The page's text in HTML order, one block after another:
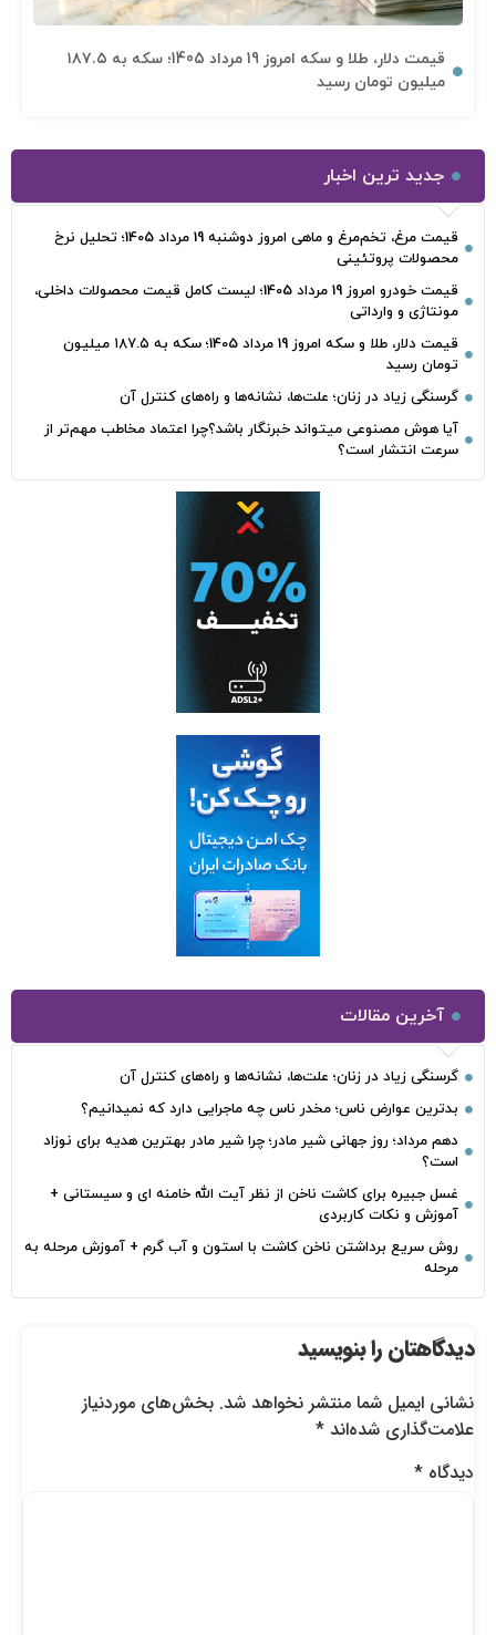
قیمت دلار، طلا و سکه امروز 19 مرداد 1405؛ سکه به ۱۸۷.۵
میلیون تومان رسید
جدید ترین اخبار
قیمت مرغ، تخم‌مرغ و ماهی امروز دوشنبه 19 مرداد 1405؛ تحلیل نرخ
محصولات پروتئینی
قیمت خودرو امروز 19 مرداد 1405؛ لیست کامل قیمت محصولات داخلی،
مونتاژی و وارداتی
قیمت دلار، طلا و سکه امروز 19 مرداد 1405؛ سکه به ۱۸۷.۵ میلیون
تومان رسید
گرسنگی زیاد در زنان؛ علت‌ها، نشانه‌ها و راه‌های کنترل آن
آیا هوش مصنوعی میتواند خبرنگار باشد؟چرا اعتماد مخاطب مهم‌تر از
سرعت انتشار است؟
آخرین مقالات
گرسنگی زیاد در زنان؛ علت‌ها، نشانه‌ها و راه‌های کنترل آن
بدترین عوارض ناس؛ مخدر ناس چه ماجرایی دارد که نمیدانیم؟
دهم مرداد؛ روز جهانی شیر مادر؛ چرا شیر مادر بهترین هدیه برای نوزاد
است؟
غسل جبیره برای کاشت ناخن از نظر آیت الله خامنه ای و سیستانی +
آموزش و نکات کاربردی
روش سریع برداشتن ناخن کاشت با استون و آب گرم + آموزش مرحله به
مرحله
دیدگاهتان را بنویسید
نشانی ایمیل شما منتشر نخواهد شد. بخش‌های موردنیاز
علامت‌گذاری شده‌اند*
دیدگاه*